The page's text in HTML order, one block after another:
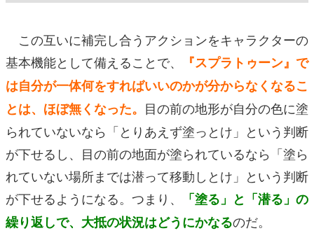
この互いに補完し合うアクションをキャラクターの
基本機能として備えることで、
『スプラトゥーン』で
は自分が一体何をすればいいのかが分からなくなるこ
とは、ほぼ無くなった。 目の前の地形が自分の色に塗
られていないなら「とりあえず塗っとけ」という判断
が下せるし、目の前の地面が塗られているなら「塗ら
れていない場所までは潜って移動しとけ」という判断
が下せるようになる。つまり、
「塗る」と「潜る」の
繰り返しで、大抵の状況はどうにかなるのだ。